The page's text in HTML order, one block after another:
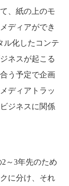
、紙の上のモ
ディアができ
ル化したコンテ
ネスが起こる
う予定で企画
ディアトラッ
ジネスに関係
～3年先のため
に分け、それ